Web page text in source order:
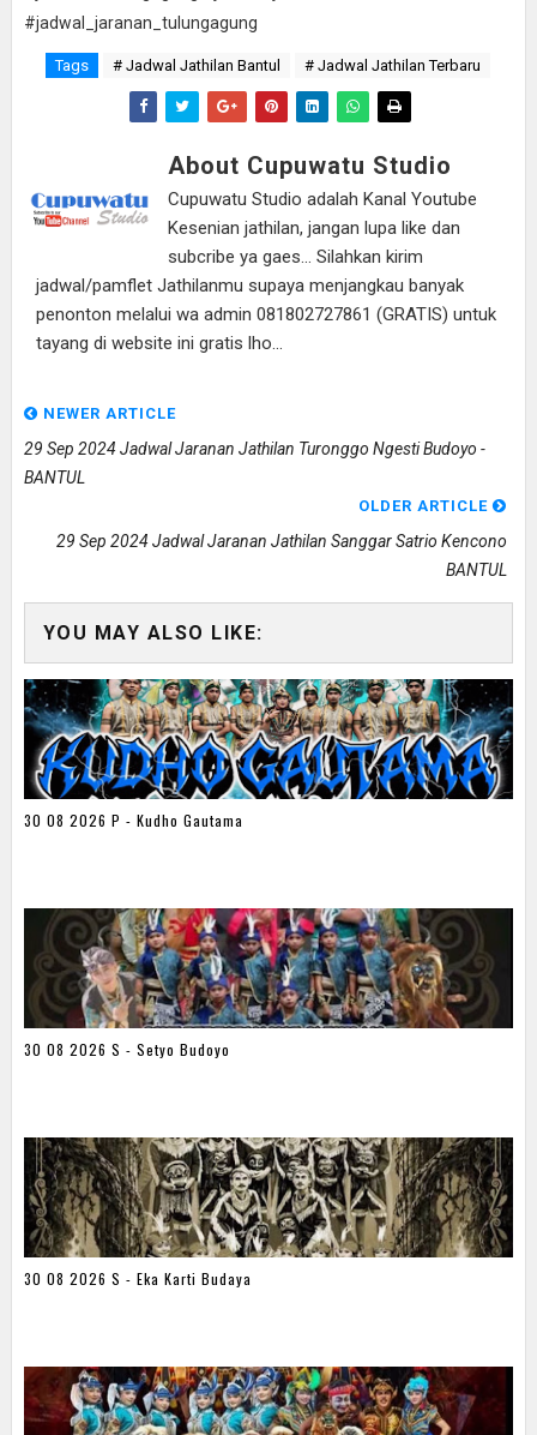
#jadwal_jaranan_tulungagung
Tags # Jadwal Jathilan Bantul # Jadwal Jathilan Terbaru
About Cupuwatu Studio
Cupuwatu Studio adalah Kanal Youtube
Kesenian jathilan, jangan lupa like dan
subcribe ya gaes... Silahkan kirim
jadwal/pamflet Jathilanmu supaya menjangkau banyak
penonton melalui wa admin 081802727861 (GRATIS) untuk
tayang di website ini gratis lho...
NEWER ARTICLE
29 Sep 2024 Jadwal Jaranan Jathilan Turonggo Ngesti Budoyo -
BANTUL
OLDER ARTICLE
29 Sep 2024 Jadwal Jaranan Jathilan Sanggar Satrio Kencono
BANTUL
YOU MAY ALSO LIKE:
30 08 2026 P - Kudho Gautama
30 08 2026 S - Setyo Budoyo
30 08 2026 S - Eka Karti Budaya